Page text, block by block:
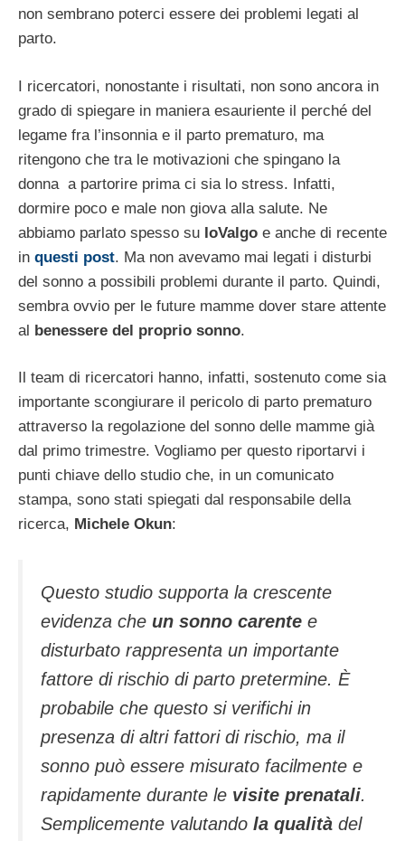
non sembrano poterci essere dei problemi legati al
parto.
I ricercatori, nonostante i risultati, non sono ancora in
grado di spiegare in maniera esauriente il perché del
legame fra l’insonnia e il parto prematuro, ma
ritengono che tra le motivazioni che spingano la
donna a partorire prima ci sia lo stress. Infatti,
dormire poco e male non giova alla salute. Ne
abbiamo parlato spesso su IoValgo e anche di recente
in questi post. Ma non avevamo mai legati i disturbi
del sonno a possibili problemi durante il parto. Quindi,
sembra ovvio per le future mamme dover stare attente
al benessere del proprio sonno.
Il team di ricercatori hanno, infatti, sostenuto come sia
importante scongiurare il pericolo di parto prematuro
attraverso la regolazione del sonno delle mamme già
dal primo trimestre. Vogliamo per questo riportarvi i
punti chiave dello studio che, in un comunicato
stampa, sono stati spiegati dal responsabile della
ricerca, Michele Okun:
Questo studio supporta la crescente
evidenza che un sonno carente e
disturbato rappresenta un importante
fattore di rischio di parto pretermine. È
probabile che questo si verifichi in
presenza di altri fattori di rischio, ma il
sonno può essere misurato facilmente e
rapidamente durante le visite prenatali.
Semplicemente valutando la qualità del